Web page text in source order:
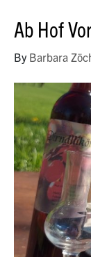
Ab Hof
By Barbara